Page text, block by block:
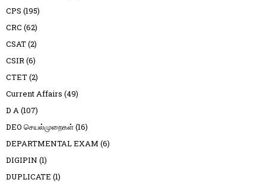
CPS (195)
CRC (62)
CSAT(2)
CSIR(6)
CTET(2)
Current Affairs (49)
D A(107)
DEO செயல்முறைகள்(16)
DEPARTMENTAL EXAM (6)
DIGIPIN (1)
DUPLICATE (1)